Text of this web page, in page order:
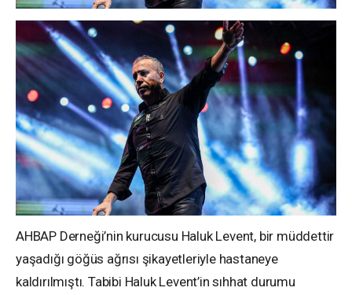
AHBAP Derneği’nin kurucusu Haluk Levent, bir müddettir
yaşadığı göğüs ağrısı şikayetleriyle hastaneye
kaldırılmıştı. Tabibi Haluk Levent’in sıhhat durumu